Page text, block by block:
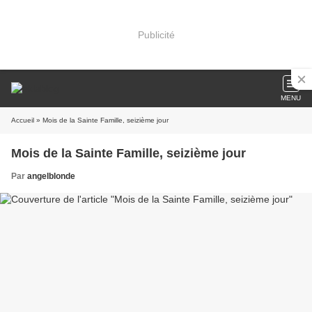
Publicité
MENU
Accueil » Mois de la Sainte Famille, seizième jour
Mois de la Sainte Famille, seizième jour
Par angelblonde